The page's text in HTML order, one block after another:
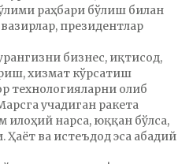
раҳбари бўлиш билан
президентлар
бизнес, иқтисод,
хизмат кўрсатиш
технологияларни олиб
учадиган ракета
нарса, юққан бўлса,
ва истеъдод эса абадий